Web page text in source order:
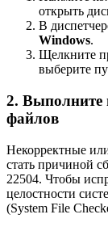
открыть
В
Windows.
Щелкните
выберите
2. Выполните
файлов
Некорректные
стать причиной
22504. Чтобы
целостности
(System File